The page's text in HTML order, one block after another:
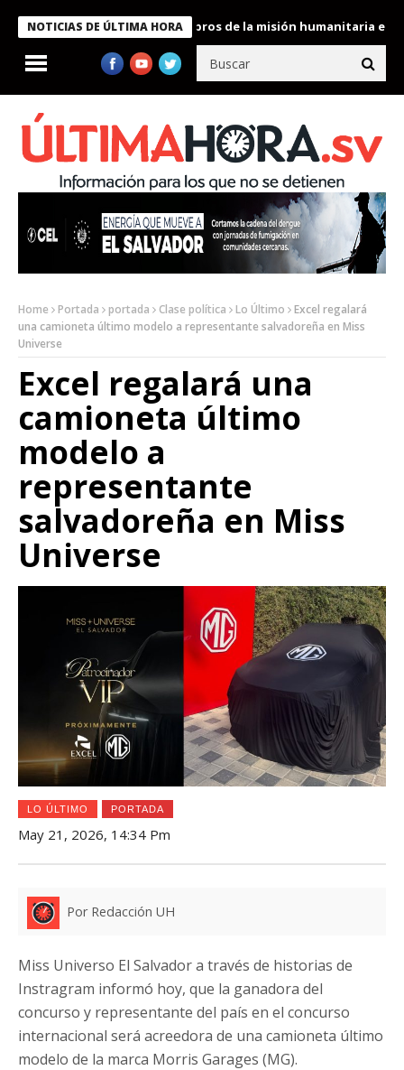
NOTICIAS DE ÚLTIMA HORA
Bukele condecora a miembros de la misión humanitaria
Home Portada portada Clase política Lo Último
Excel regalará
una camioneta último modelo a representante salvadoreña en Miss
Universe
Excel regalará una
camioneta último
modelo a
representante
salvadoreña en Miss
Universe
LO ÚLTIMO PORTADA
May 21, 2026, 14:34 Pm
Por Redacción UH
Miss Universo El Salvador a través de historias de
Instragram informó hoy, que la ganadora del
concurso y representante del país en el concurso
internacional será acreedora de una camioneta último
modelo de la marca Morris Garages (MG).